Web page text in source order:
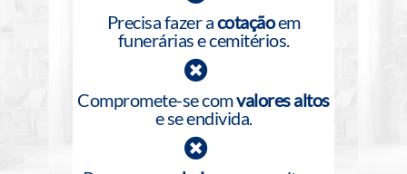
Precisa fazer acotaçãoem
funerárias e cemitérios.
Compromete-se comvalores altos
e se endivida.